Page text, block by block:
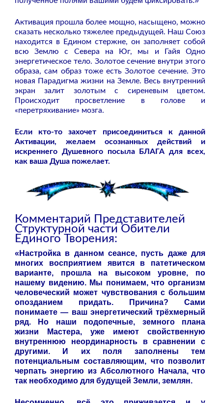
Активация прошла более мощно, насыщено, можно
сказать несколько тяжелее предыдущей. Наш Союз
находится в Едином стержне, он заполняет собой
всю Землю с Севера на Юг, мы и Гайя Одно
энергетическое тело. Золотое сечение внутри этого
образа, сам образ тоже есть Золотое сечение. Это
новая Парадигма жизни на Земле. Весь внутренний
экран залит золотым с сиреневым цветом.
Происходит просветление в голове и
«перетряхивание» мозга.
Если кто-то захочет присоединиться к данной
Активации, желаем осознанных действий и
искреннего Душевного посыла БЛАГА для всех,
как ваша Душа пожелает.
Комментарий Представителей
Структурной части Обители
Единого Творения:
«Настройка в данном сеансе, пусть даже для
многих восприятием явится в патетическом
варианте, прошла на высоком уровне, по
нашему видению. Мы понимаем, что организм
человеческий может чувствования с большим
опозданием придать. Причина? Сами
понимаете — ваш энергетический трёхмерный
ряд. Но наши подопечные, земного плана
жизни Мастера, уже имеют свойственную
внутреннюю неординарность в сравнении с
другими. И их поля заполнены тем
потенциальным составляющим, что позволит
черпать энергию из Абсолютного Начала, что
так необходимо для будущей Земли, землян.